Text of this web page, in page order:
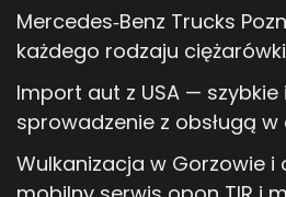
Mercedes‑Benz Trucks
każdego rodzaju ciężarówki
Import aut z USA — szybkie
sprowadzenie z obsługą w
Wulkanizacja w Gorzowie